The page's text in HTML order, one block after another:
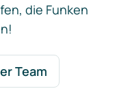
die Funken
Team